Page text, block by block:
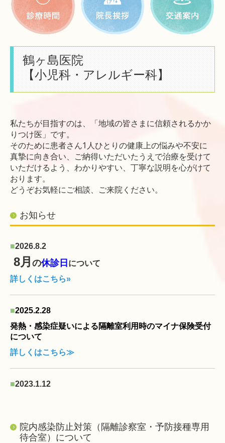
鶴ヶ島医院
【小児科・アレルギー科】
私たちが目指すのは、「地域の皆さまに信頼されるかか
りつけ医」です。
そのために患者さん1人ひとりの健康上の悩みや不安に
真摯に向き合い、ご納得いただいたうえで治療を受けて
いただけるよう、わかりやすい、丁寧な説明を心がけて
おります。
どうぞお気軽にご相談、ご来院ください。
お知らせ
■2026.8.2
8月 の休診日 について
詳しくはこちら»
■2025.2.28
発熱・感染症疑いによる隔離室利用時のマイナ保険受付
について
詳しくはこちら≫
■2023.1.12
詳しくはこちら»
院内感染防止対策（隔離診察室・予防接種専用
待合室）について